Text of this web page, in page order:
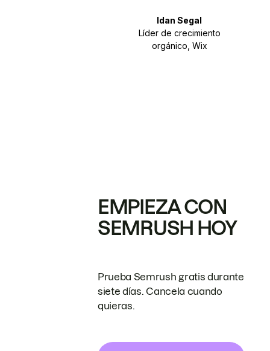
Idan Segal
Líder de crecimiento
orgánico, Wix
EMPIEZA CON
SEMRUSH HOY
Prueba Semrush gratis durante
siete días. Cancela cuando
quieras.